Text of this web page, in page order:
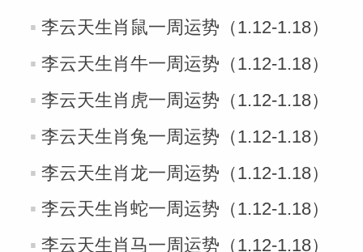
李云天生肖鼠一周运势（1.12-1.18）
李云天生肖牛一周运势（1.12-1.18）
李云天生肖虎一周运势（1.12-1.18）
李云天生肖兔一周运势（1.12-1.18）
李云天生肖龙一周运势（1.12-1.18）
李云天生肖蛇一周运势（1.12-1.18）
李云天生肖马一周运势（1.12-1.18）